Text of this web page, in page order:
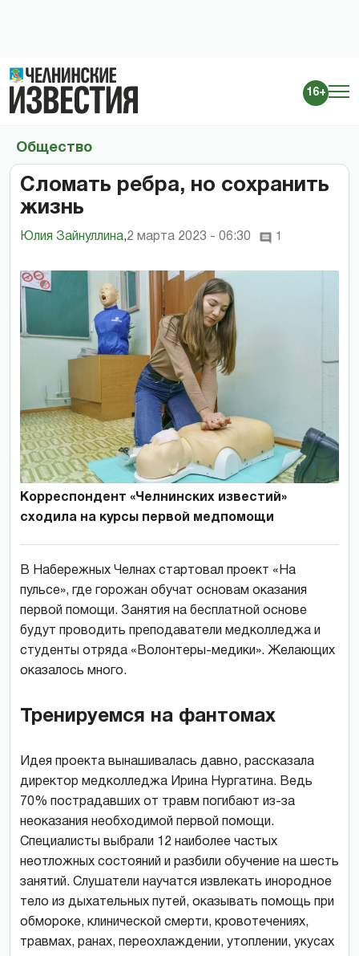
16+
Общество
Сломать ребра, но сохранить
жизнь
Юлия Зайнуллина,2 марта 2023 - 06:30 1
Корреспондент «Челнинских известий»
сходила на курсы первой медпомощи
В Набережных Челнах стартовал проект «На
пульсе», где горожан обучат основам оказания
первой помощи. Занятия на бесплатной основе
будут проводить преподаватели медколледжа и
студенты отряда «Волонтеры-медики». Желающих
оказалось много.
Тренируемся на фантомах
Идея проекта вынашивалась давно, рассказала
директор медколледжа Ирина Нургатина. Ведь
70% пострадавших от травм погибают из-за
неоказания необходимой первой помощи.
Специалисты выбрали 12 наиболее частых
неотложных состояний и разбили обучение на шесть
занятий. Слушатели научатся извлекать инородное
тело из дыхательных путей, оказывать помощь при
обмороке, клинической смерти, кровотечениях,
травмах, ранах, переохлаждении, утоплении, укусах